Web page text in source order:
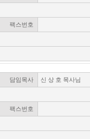
팩스번호
담임목사 신 상 호 목사님
팩스번호